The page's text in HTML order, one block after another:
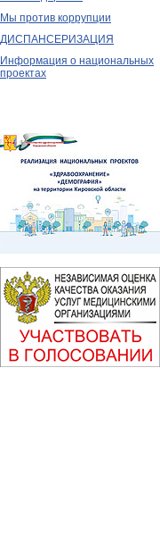
Мы против коррупции
ДИСПАНСЕРИЗАЦИЯ
Информация о национальных
проектах